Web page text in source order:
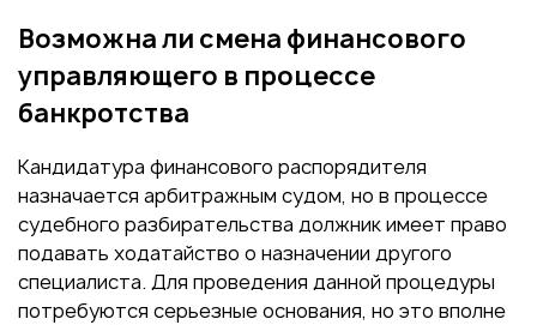
Возможна ли смена финансового
управляющего в процессе
банкротства
Кандидатура финансового распорядителя
назначается арбитражным судом, но в процессе
судебного разбирательства должник имеет право
подавать ходатайство о назначении другого
специалиста. Для проведения данной процедуры
потребуются серьезные основания, но это вполне